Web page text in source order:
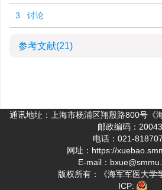
3 讨论
参考文献(21)
通讯地址：上海市杨浦区翔殷路800号《
邮政编码：
电话：021-
网址： https://
E-mail：
版权所有：《海军军医大学
ICP: